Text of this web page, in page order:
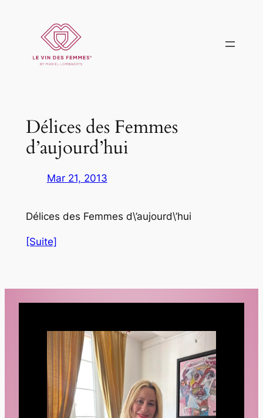
contenu
Délices des Femmes
d’aujourd’hui
Mar 21, 2013
Délices des Femmes d\’aujourd\’hui
[Suite]